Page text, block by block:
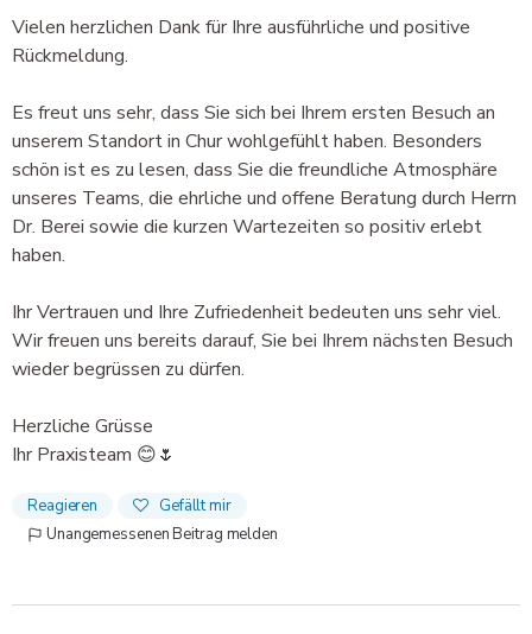
Vielen herzlichen Dank für Ihre ausführliche und positive
Rückmeldung.
Es freut uns sehr, dass Sie sich bei Ihrem ersten Besuch an
unserem Standort in Chur wohlgefühlt haben. Besonders
schön ist es zu lesen, dass Sie die freundliche Atmosphäre
unseres Teams, die ehrliche und offene Beratung durch Herrn
Dr. Berei sowie die kurzen Wartezeiten so positiv erlebt
haben.
Ihr Vertrauen und Ihre Zufriedenheit bedeuten uns sehr viel.
Wir freuen uns bereits darauf, Sie bei Ihrem nächsten Besuch
wieder begrüssen zu dürfen.
Herzliche Grüsse
Ihr Praxisteam 😊🌷
Reagieren
Gefällt mir
Unangemessenen Beitrag melden